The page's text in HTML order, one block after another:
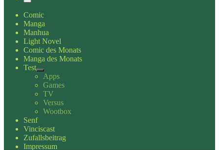
Menü
Comic
Manga
Manhua
Light Novel
Comic des Monats
Manga des Monats
Test
Apps
Games
TV
Versus
Wootbox
Senf
Vinciscast
Zufallsbeitrag
Impressum